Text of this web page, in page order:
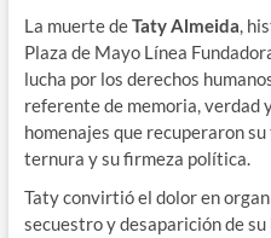
La muerte deTaty Almeida,
Plaza de Mayo Línea
lucha por los derechos
referente de memoria, verdad
homenajes que recuperaron
ternura y su firmeza política.
Taty convirtió el dolor en
secuestro y desaparición de su